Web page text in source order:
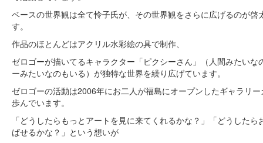
ベースの世界観は全て怜子氏が、その世界観をさらに広げるのが啓
す。
作品のほとんどはアクリル水彩絵の具で制作、
ゼロゴーが描いてるキャラクター「ピクシーさん」（人間みたいな
ーみたいなのもいる）が独特な世界を繰り広げています。
ゼロゴーの活動は2006年にお二人が福島にオープンしたギャラリ
歩んでいます。
「どうしたらもっとアートを見に来てくれるかな？」「どうしたら
ばせるかな？」という想いが